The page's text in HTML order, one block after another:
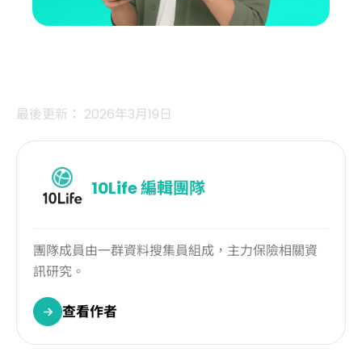
最後更新： 2026年3月19日
10Life編輯團隊
團隊成員由一群資料搜集員組成，主力保險相關資
訊研究。
查看作者